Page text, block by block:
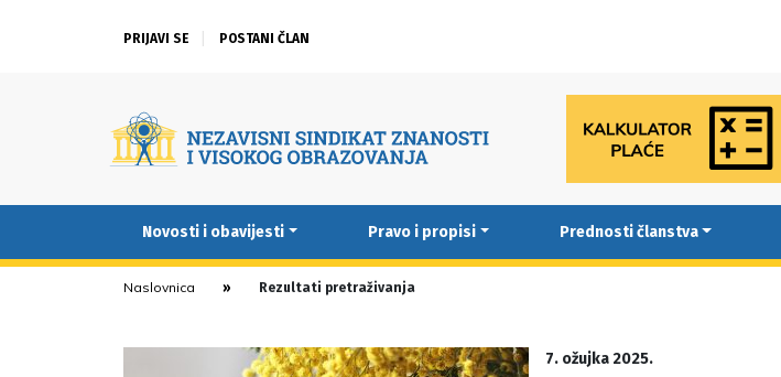
PRIJAVI SE POSTANI ČLAN
Novosti i obavijesti Pravo i propisi Prednosti članstva
Naslovnica Rezultati pretraživanja
7. ožujka 2025.